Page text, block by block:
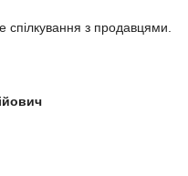
спілкування з продавцями.